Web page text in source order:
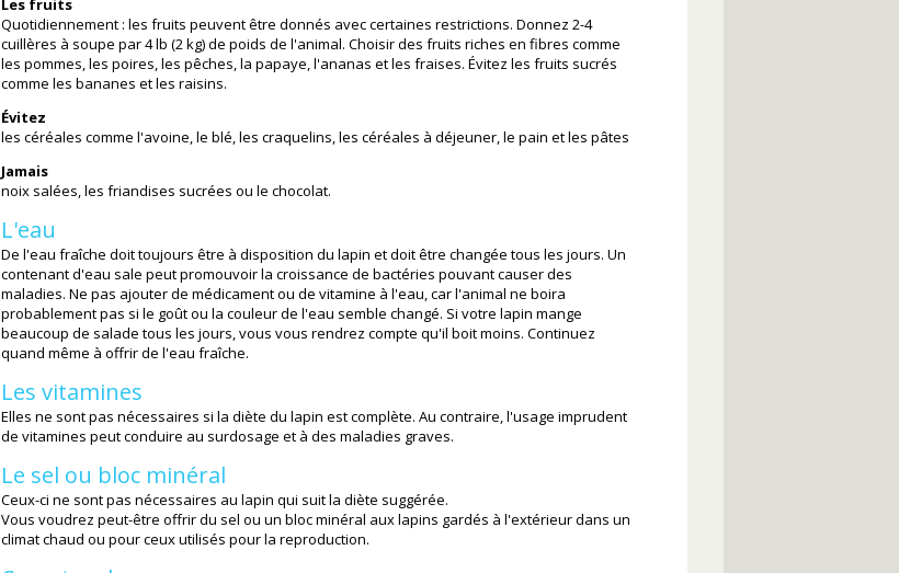
Quotidiennement : les fruits peuvent être donnés avec certaines restrictions. Donnez 2-4
cuillères à soupe par 4 lb (2 kg) de poids de l'animal. Choisir des fruits riches en fibres comme
les pommes, les poires, les pêches, la papaye, l'ananas et les fraises. Évitez les fruits sucrés
comme les bananes et les raisins.
Évitez
les céréales comme l'avoine, le blé, les craquelins, les céréales à déjeuner, le pain et les pâtes
Jamais
noix salées, les friandises sucrées ou le chocolat.
L'eau
De l'eau fraîche doit toujours être à disposition du lapin et doit être changée tous les jours. Un
contenant d'eau sale peut promouvoir la croissance de bactéries pouvant causer des
maladies. Ne pas ajouter de médicament ou de vitamine à l'eau, car l'animal ne boira
probablement pas si le goût ou la couleur de l'eau semble changé. Si votre lapin mange
beaucoup de salade tous les jours, vous vous rendrez compte qu'il boit moins. Continuez
quand même à offrir de l'eau fraîche.
Les vitamines
Elles ne sont pas nécessaires si la diète du lapin est complète. Au contraire, l'usage imprudent
de vitamines peut conduire au surdosage et à des maladies graves.
Le sel ou bloc minéral
Ceux-ci ne sont pas nécessaires au lapin qui suit la diète suggérée.
Vous voudrez peut-être offrir du sel ou un bloc minéral aux lapins gardés à l'extérieur dans un
climat chaud ou pour ceux utilisés pour la reproduction.